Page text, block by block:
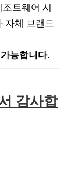
트웨어 시
자체 브랜드
능합니다.
감사합